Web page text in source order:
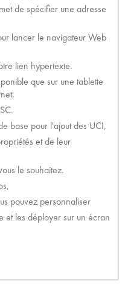
de spécifier une adresse
lancer le navigateur Web
lien hypertexte.
que sur une tablette
base pour l'ajout des UCI,
et de leur
le souhaitez.
pouvez personnaliser
et les déployer sur un écran